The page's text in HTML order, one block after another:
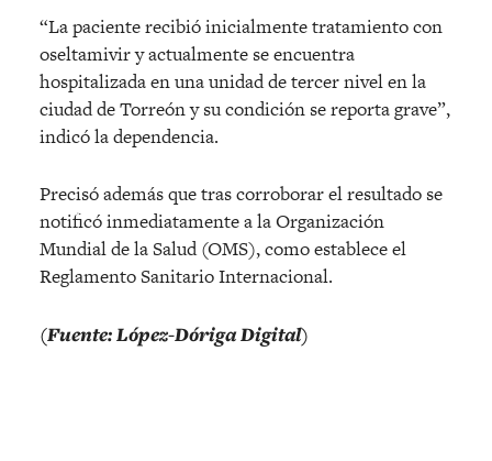
“La paciente recibió inicialmente tratamiento con
oseltamivir y actualmente se encuentra
hospitalizada en una unidad de tercer nivel en la
ciudad de Torreón y su condición se reporta grave”,
indicó la dependencia.
Precisó además que tras corroborar el resultado se
notificó inmediatamente a la Organización
Mundial de la Salud (OMS), como establece el
Reglamento Sanitario Internacional.
(Fuente: López-Dóriga Digital)